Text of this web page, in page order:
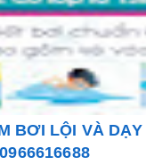
BƠI LỘI VÀ